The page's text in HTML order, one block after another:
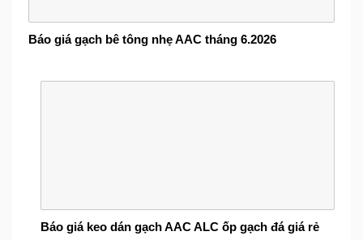
Báo giá gạch bê tông nhẹ AAC tháng 6.2026
Báo giá keo dán gạch AAC ALC ốp gạch đá giá rẻ